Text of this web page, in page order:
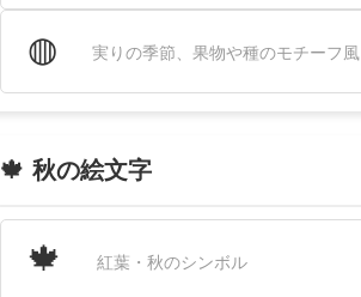
◍ 実りの季節、果物や種のモチーフ風
🍁 秋の絵文字
🍁 紅葉・秋のシンボル